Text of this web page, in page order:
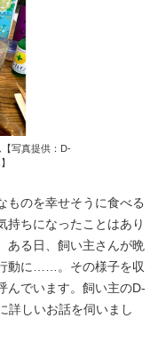
写真提供：D-
のを幸せそうに食べる
持ちになったことはあり
ある日、飼い主さんが晩
動に……。その様子を収
んでいます。飼い主のD-
詳しいお話を伺いまし